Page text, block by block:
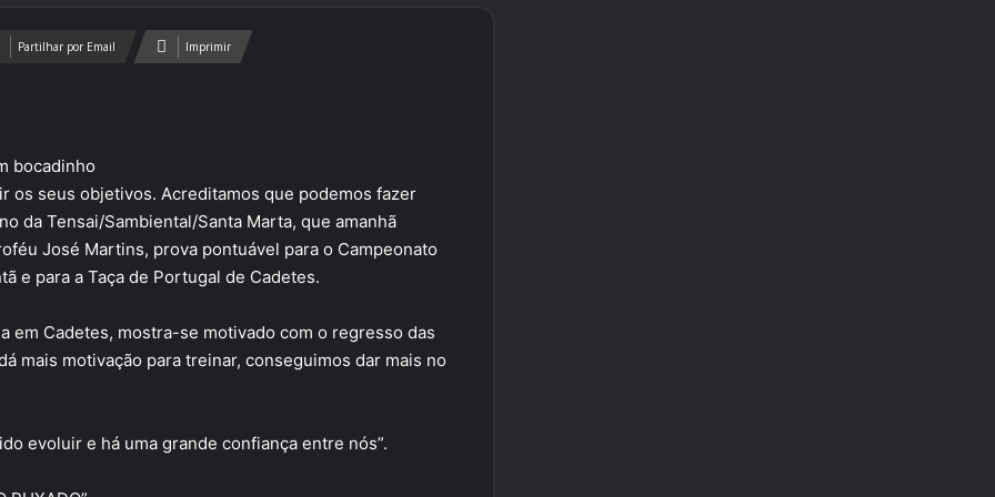
Partilhar por Email Imprimir
bocadinho
os seus objetivos. Acreditamos que podemos fazer
da Tensai/Sambiental/Santa Marta, que amanhã
José Martins, prova pontuável para o Campeonato
e para a Taça de Portugal de Cadetes.
em Cadetes, mostra-se motivado com o regresso das
mais motivação para treinar, conseguimos dar mais no
evoluir e há uma grande confiança entre nós”.